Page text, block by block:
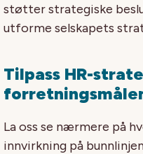
støtter strategiske
utforme selskapets
Tilpass HR-
La oss se nærmere på
innvirkning på